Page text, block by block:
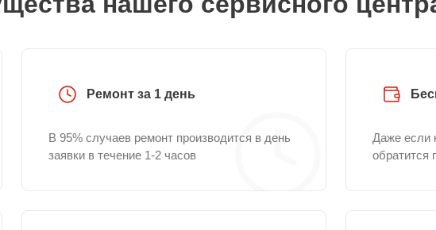
Ремонт за 1 день
В 95% случаев ремонт производится в день
заявки в течение 1-2 часов
Даже если
обратится